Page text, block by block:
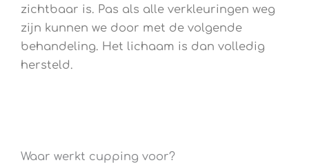
zichtbaar is. Pas als alle verkleuringen weg
zijn kunnen we door met de volgende
behandeling. Het lichaam is dan volledig
hersteld.
Waar werkt cupping voor?